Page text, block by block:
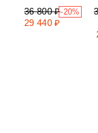
36 800 ₽
29 440 ₽
-20%